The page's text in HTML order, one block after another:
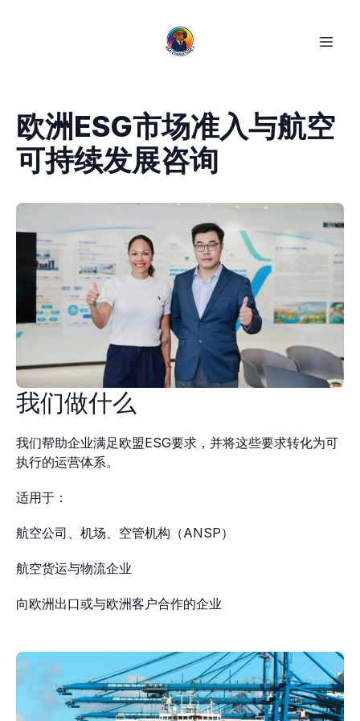
欧洲ESG市场准入与航空
可持续发展咨询
我们做什么
我们帮助企业满足欧盟ESG要求，并将这些要求转化为可
执行的运营体系。
适用于：
航空公司、机场、空管机构（ANSP）
航空货运与物流企业
向欧洲出口或与欧洲客户合作的企业